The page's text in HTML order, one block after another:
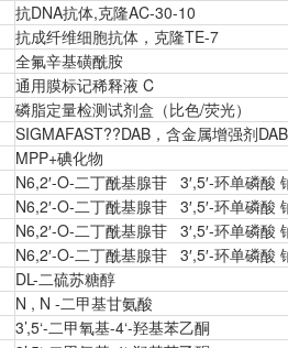
抗DNA抗体,克隆AC-30-10
抗成纤维细胞抗体，克隆TE-7
全氟辛基磺酰胺
通用膜标记稀释液 C
磷脂定量检测试剂盒（比色/荧光）
SIGMAFAST??DAB，含金属增强剂
MPP+碘化物
N6,2′-O-二丁酰基腺苷 3′,5′-环单磷酸
N6,2′-O-二丁酰基腺苷 3′,5′-环单磷酸
N6,2′-O-二丁酰基腺苷 3′,5′-环单磷酸
N6,2′-O-二丁酰基腺苷 3′,5′-环单磷酸
DL-二硫苏糖醇
N , N -二甲基甘氨酸
3’,5‘-二甲氧基-4‘-羟基苯乙酮